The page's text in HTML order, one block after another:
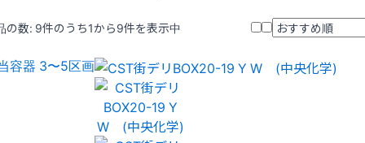
の数: 9件のうち1から9件を表示中
容器 3〜5区画